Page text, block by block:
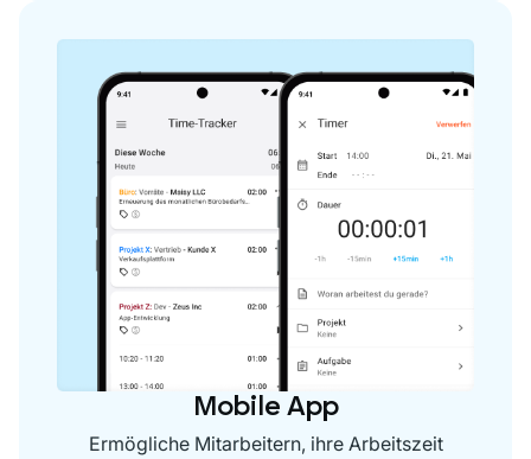
Mobile App
Ermögliche Mitarbeitern, ihre Arbeitszeit